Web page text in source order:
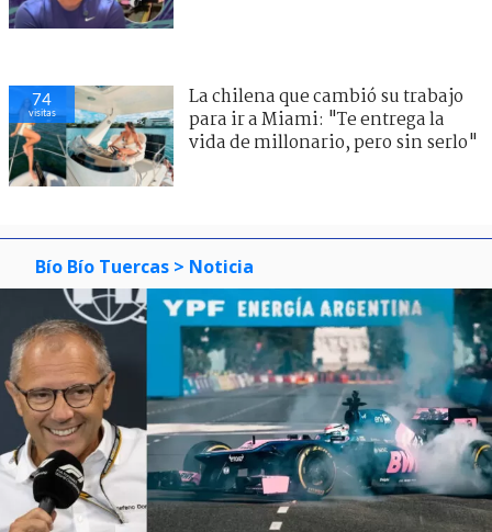
74
visitas
La chilena que cambió su trabajo
para ir a Miami: "Te entrega la
vida de millonario, pero sin serlo"
Bío Bío Tuercas > Noticia